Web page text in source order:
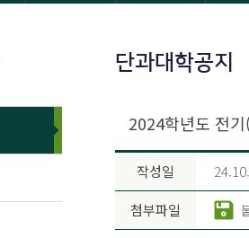
단과대학공지
2024학년도 전
작성일
첨부파일